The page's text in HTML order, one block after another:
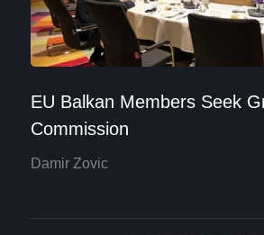
EU Balkan Members Seek
Commission
Damir Zovic